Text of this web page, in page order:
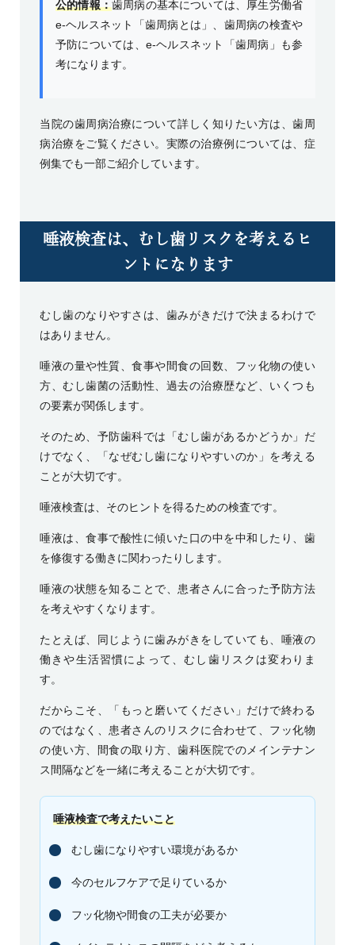
公的情報：歯周病の基本については、 厚生労働省
e-ヘルスネット「歯周病とは」 、歯周病の検査や
予防については、 e-ヘルスネット「歯周病」
も参
考になります。
当院の歯周病治療について詳しく知りたい方は、歯周
病治療をご覧ください。実際の治療例については、症
例集でも一部ご紹介しています。
唾液検査は、むし歯リスクを考えるヒ
ントになります
むし歯のなりやすさは、歯みがきだけで決まるわけで
はありません。
唾液の量や性質、食事や間食の回数、フッ化物の使い
方、むし歯菌の活動性、過去の治療歴など、いくつも
の要素が関係します。
そのため、予防歯科では「むし歯があるかどうか」だ
けでなく、「なぜむし歯になりやすいのか」を考える
ことが大切です。
唾液検査は、そのヒントを得るための検査です。
唾液は、食事で酸性に傾いた口の中を中和したり、歯
を修復する働きに関わったりします。
唾液の状態を知ることで、患者さんに合った予防方法
を考えやすくなります。
たとえば、同じように歯みがきをしていても、唾液の
働きや生活習慣によって、むし歯リスクは変わりま
す。
だからこそ、「もっと磨いてください」だけで終わる
のではなく、患者さんのリスクに合わせて、フッ化物
の使い方、間食の取り方、歯科医院でのメインテナン
ス間隔などを一緒に考えることが大切です。
唾液検査で考えたいこと
むし歯になりやすい環境があるか
今のセルフケアで足りているか
フッ化物や間食の工夫が必要か